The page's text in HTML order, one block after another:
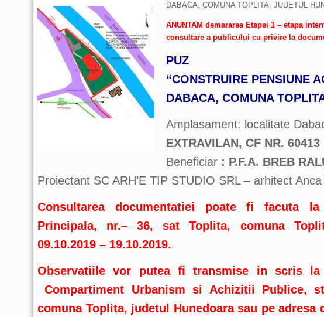
DABACA, COMUNA TOPLITA, JUDETUL
ANUNTAM demararea Etapei 1 – etapa
consultare a publicului cu privire la
PUZ
“CONSTRUIRE PENSIUNE
DABACA, COMUNA
Amplasament: localitate
EXTRAVILAN, CF NR. 60413
Beneficiar : P.F.A. BREB
Proiectant SC ARH’E TIP STUDIO SRL – arhitect
Consultarea documentatiei poate fi facuta
Principala, nr.–36, sat Toplita, comuna
09.10.2019 – 19.10.2019.
Observatiile vor putea fi transmise in scris la
Compartiment Urbanism si Achizitii Publice,
comuna Toplita, judetul Hunedoara sau pe adresa